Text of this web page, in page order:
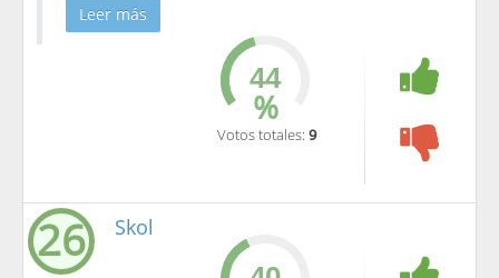
Leer más
%
Votos totales: 9
26 Skol